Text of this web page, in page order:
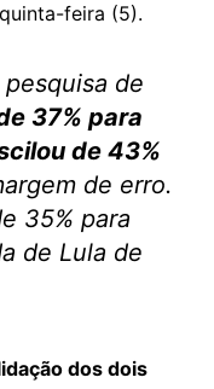
feira (5).
de
37% para
de 43%
de erro.
35% para
de Lula de
dos dois